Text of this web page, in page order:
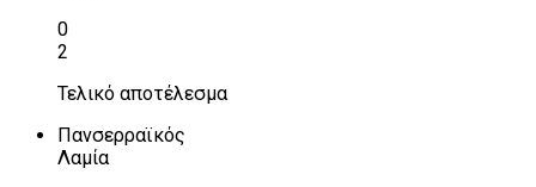
0
2
Τελικό αποτέλεσμα
Πανσερραϊκός
Λαμία